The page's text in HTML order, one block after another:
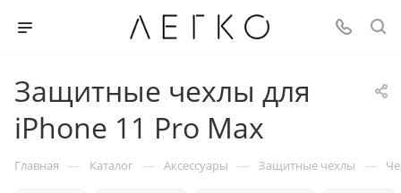
Защитные чехлы для
iPhone 11 Pro Max
Главная — Каталог — Аксессуары — Защитные чехлы —